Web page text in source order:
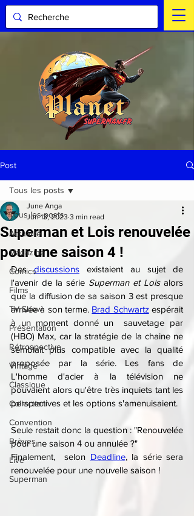
Post
Tous les posts
Actualité
Magazine
Comics
Films
TV Show
Présentation
Rétrospective
Vintage
Classique
Collection
Convention
Brèves
Live
Superman
Tous les posts
Superman et Lois renouvelée
pour une saison 4 !
June Anga
Jun 13, 2023 3 min read
Des discussions existaient au sujet de
l'avenir de la série Superman et Lois alors
que la diffusion de sa saison 3 est presque
arrivée à son terme. Brad Schwartz espérait
à un moment donné un  sauvetage par
(HBO) Max, car la stratégie de la chaine ne
semblait plus compatible avec la qualité
proposée par la série. Les fans de
L'homme d'acier à la télévision ne
pouvaient alors qu'être très inquiets tant les
perspectives et les options s'amenuisaient.
Seule restait donc la question : "Renouvelée
pour une saison 4 ou annulée ?"
Finalement,  selon Deadline, la série sera
renouvelée pour une nouvelle saison !